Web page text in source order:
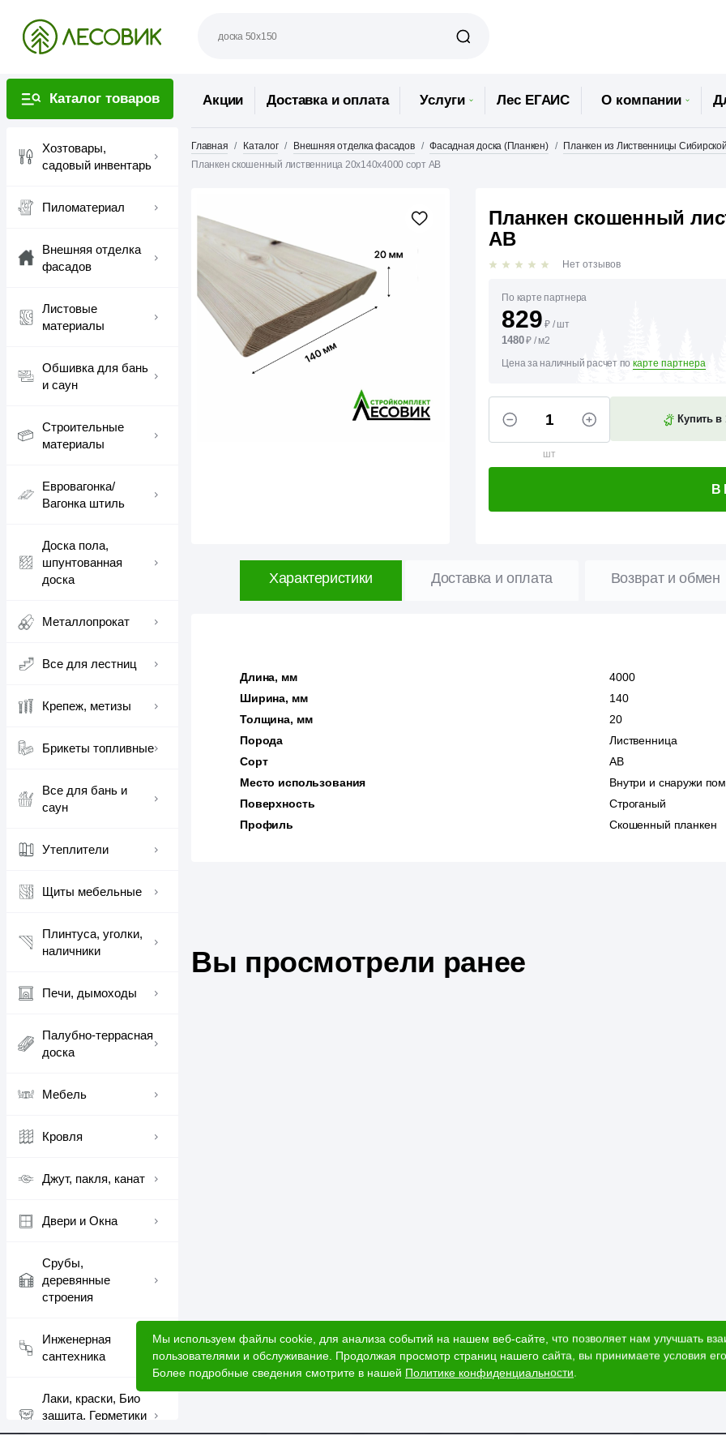
Каталог товаров
Хозтовары,
садовый инвентарь
Пиломатериал
Внешняя отделка
фасадов
Листовые
материалы
Обшивка для бань
и саун
Строительные
материалы
Евровагонка/
Вагонка штиль
Доска пола,
шпунтованная
доска
Металлопрокат
Все для лестниц
Крепеж, метизы
Брикеты топливные
Все для бань и
саун
Утеплители
Щиты мебельные
Плинтуса, уголки,
наличники
Печи, дымоходы
Палубно-террасная
доска
Мебель
Кровля
Джут, пакля, канат
Двери и Окна
Срубы,
деревянные
строения
Инженерная
сантехника
Лаки, краски, Био
защита, Герметики
шовные
Акции Доставка и оплата Услуги Лес ЕГАИС О компании
Главная Каталог Внешняя отделка фасадов Фасадная доска (Планкен) Планкен из Лиственницы Сибирской
Планкен скошенный лиственница 20х140х4000 сорт АВ
Планкен скошенный
АВ
Нет отзывов
По карте партнера
829 ₽ / шт
1480₽ / м2
Цена за наличный расчет по карте партнера
шт
Купить в
В
Характеристики Доставка и оплата Возврат и обмен
Длина, мм
4000
Ширина, мм
140
Толщина, мм
20
Порода
Лиственница
Сорт
АВ
Место использования
Внутри и снаружи
Поверхность
Строганый
Профиль
Скошенный планкен
Вы просмотрели ранее
Мы используем файлы cookie, для анализа событий на нашем веб-сайте, что позволяет нам улучшать
пользователями и обслуживание. Продолжая просмотр страниц нашего сайта, вы принимаете условия
Более подробные сведения смотрите в нашей Политике конфиденциальности.